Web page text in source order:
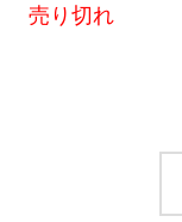
売り切れ